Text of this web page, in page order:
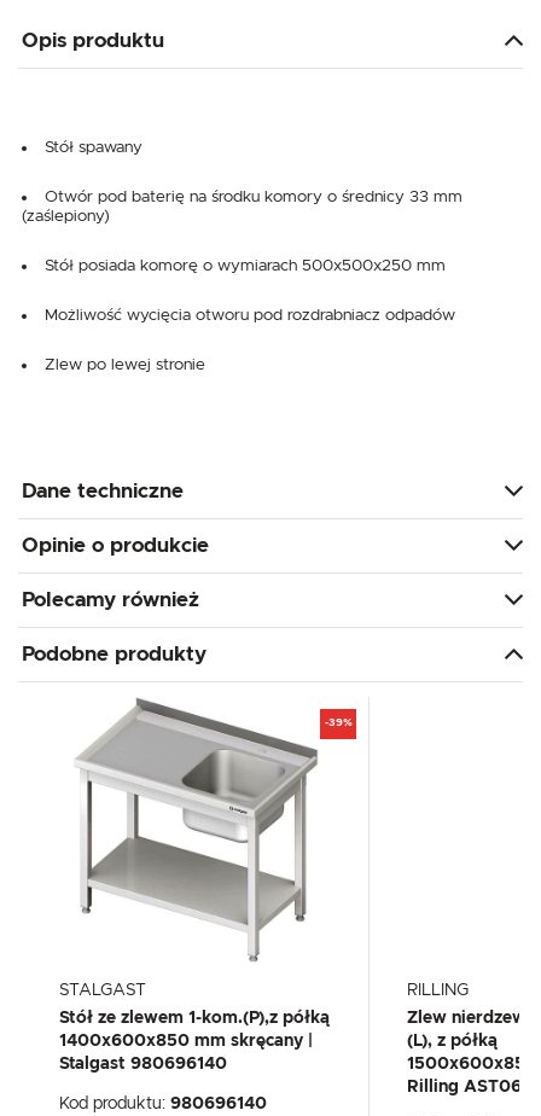
Opis produktu
Stół spawany
Otwór pod baterię na środku komory o średnicy 33 mm
(zaślepiony)
Stół posiada komorę o wymiarach 500x500x250 mm
Możliwość wycięcia otworu pod rozdrabniacz odpadów
Zlew po lewej stronie
Dane techniczne
Opinie o produkcie
Polecamy również
Podobne produkty
-39%
STALGAST
Stół ze zlewem 1-kom.(P),z półką
1400x600x850 mm skręcany |
Stalgast 980696140
Kod produktu: 980696140
RILLING
Zlew
(L), z półką
Rilling